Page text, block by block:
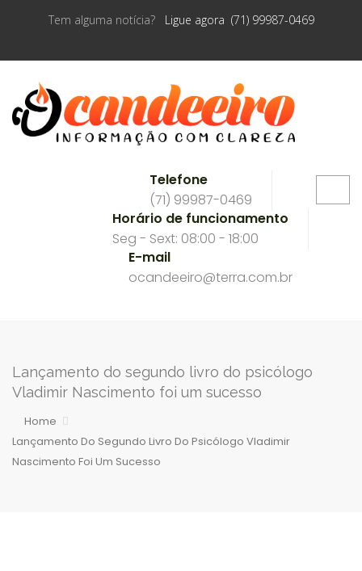
Tem alguma notícia? Ligue agora (71) 99987-0469
Telefone
(71) 99987-0469
Horário de funcionamento
Seg - Sext: 08:00 - 18:00
E-mail
ocandeeiro@terra.com.br
Lançamento do segundo livro do psicólogo
Vladimir Nascimento foi um sucesso
Home
Lançamento Do Segundo Livro Do Psicólogo Vladimir
Nascimento Foi Um Sucesso